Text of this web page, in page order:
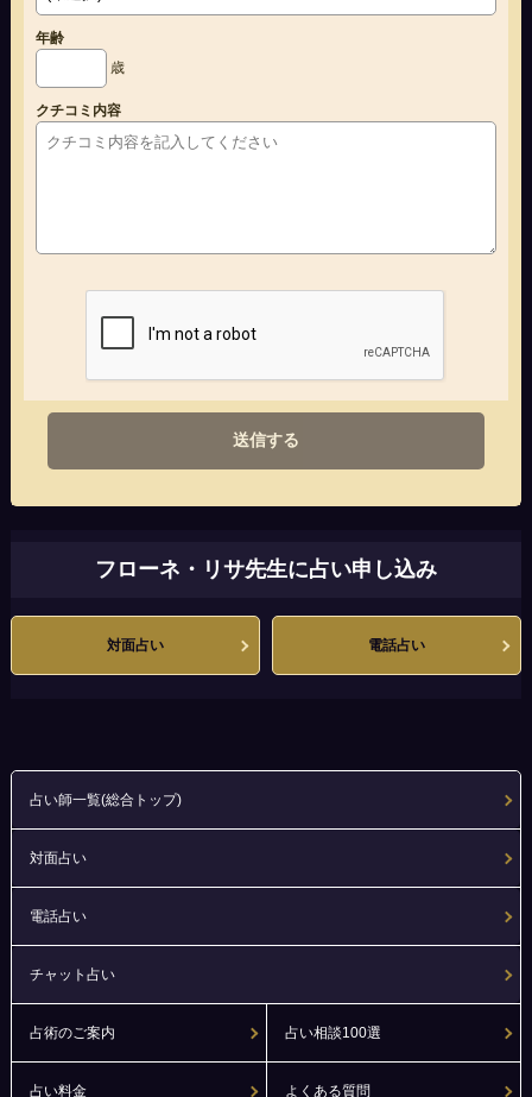
年齢
歳
クチコミ内容
送信する
フローネ・リサ先生に占い申し込み
対面占い 電話占い
占い師一覧(総合トップ)
対面占い
電話占い
チャット占い
占術のご案内 占い相談100選
占い料金 よくある質問